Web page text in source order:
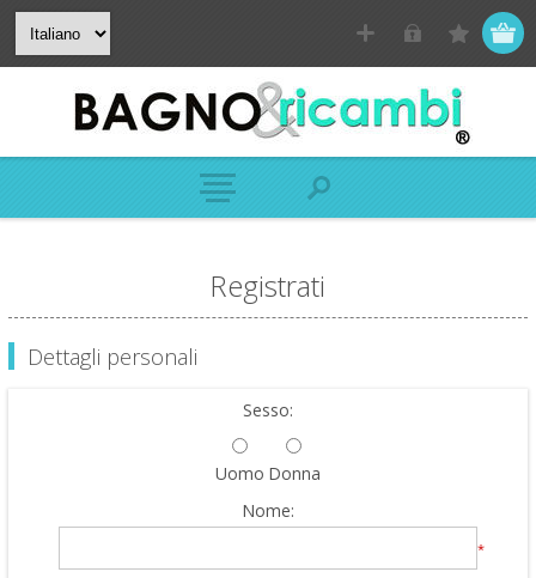
Registrati
Dettagli personali
Sesso:
Uomo Donna
Nome:
*